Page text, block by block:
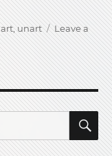
Tags
art unart
Leave a